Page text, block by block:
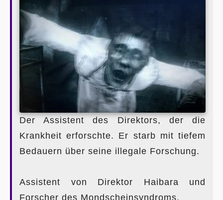
Der Assistent des Direktors, der die
Krankheit erforschte. Er starb mit tiefem
Bedauern über seine illegale Forschung.
Assistent von Direktor Haibara und
Forscher des Mondscheinsyndroms.